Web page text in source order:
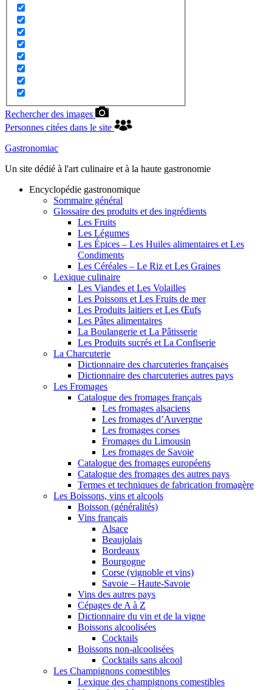
Rechercher des images
Personnes citées dans le site
Gastronomiac
Un site dédié à l'art culinaire et à la haute gastronomie
Encyclopédie gastronomique
Sommaire général
Glossaire des produits et des ingrédients
Les Fruits
Les Légumes
Les Épices – Les Huiles alimentaires et Les
Condiments
Les Céréales – Le Riz et Les Graines
Lexique culinaire
Les Viandes et Les Volailles
Les Poissons et Les Fruits de mer
Les Produits laitiers et Les Œufs
Les Pâtes alimentaires
La Boulangerie et La Pâtisserie
Les Produits sucrés et La Confiserie
La Charcuterie
Dictionnaire des charcuteries françaises
Dictionnaire des charcuteries autres pays
Les Fromages
Catalogue des fromages français
Les fromages alsaciens
Les fromages d’Auvergne
Les fromages corses
Fromages du Limousin
Les fromages de Savoie
Catalogue des fromages européens
Catalogue des fromages des autres pays
Termes et techniques de fabrication fromagère
Les Boissons, vins et alcools
Boisson (généralités)
Vins français
Alsace
Beaujolais
Bordeaux
Bourgogne
Corse (vignoble et vins)
Savoie – Haute-Savoie
Vins des autres pays
Cépages de A à Z
Dictionnaire du vin et de la vigne
Boissons alcoolisées
Cocktails
Boissons non-alcoolisées
Cocktails sans alcool
Les Champignons comestibles
Lexique des champignons comestibles